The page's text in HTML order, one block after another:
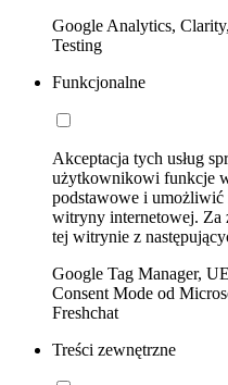
Google Analytics,
Testing
Funkcjonalne
Akceptacja tych usług
użytkownikowi funkcje
podstawowe i umożliwić
witryny internetowej. Za
tej witrynie z
Google Tag Manager,
Consent Mode od
Freshchat
Treści zewnętrzne